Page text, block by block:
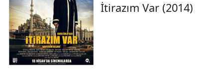
İtirazım Var (2014)